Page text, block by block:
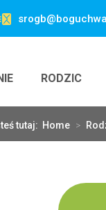
RODZIC
tutaj: Home >